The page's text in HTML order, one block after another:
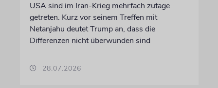
USA sind im Iran-Krieg mehrfach zutage
getreten. Kurz vor seinem Treffen mit
Netanjahu deutet Trump an, dass die
Differenzen nicht überwunden sind
28.07.2026